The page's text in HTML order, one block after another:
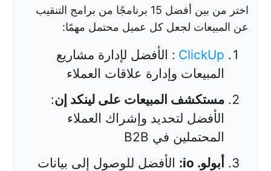
اختر من بين أفضل 15 برنامجًا من برامج التنقيب
عن المبيعات لجعل كل عميل محتمل مهمًا:
ClickUp
: الأفضل لإدارة مشاريع
المبيعات وإدارة علاقات العملاء
مستكشف المبيعات على لينكد إن:
الأفضل لتحديد وإشراك العملاء
المحتملين في B2B
أبولو. io:
الأفضل للوصول إلى بيانات